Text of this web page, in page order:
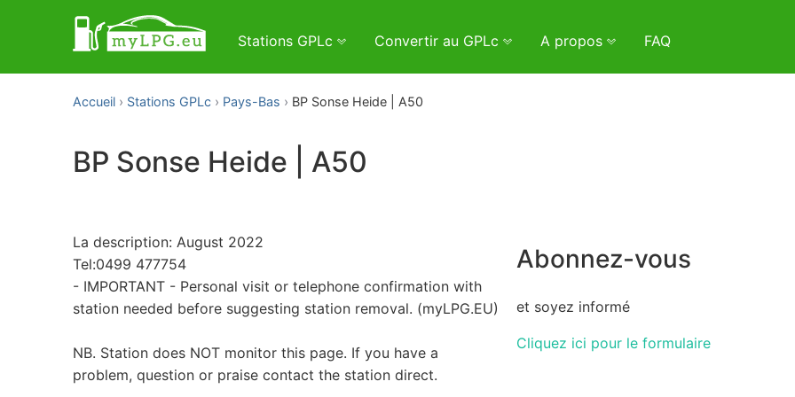
Stations GPLc Convertir au GPLc A propos FAQ
Accueil Stations GPLc Pays-Bas BP Sonse Heide | A50
BP Sonse Heide | A50
La description: August 2022
Tel:0499 477754
- IMPORTANT - Personal visit or telephone confirmation with
station needed before suggesting station removal. (myLPG.EU)
NB. Station does NOT monitor this page. If you have a
problem, question or praise contact the station direct.
Abonnez-vous
et soyez informé
Cliquez ici pour le formulaire